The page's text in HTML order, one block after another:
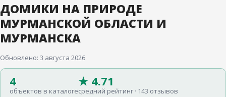
ДОМИКИ НА ПРИРОДЕ
МУРМАНСКОЙ ОБЛАСТИ И
МУРМАНСКА
Обновлено: 3 августа 2026
4
объектов в каталоге
★ 4.71
средний рейтинг · 143 отзывов